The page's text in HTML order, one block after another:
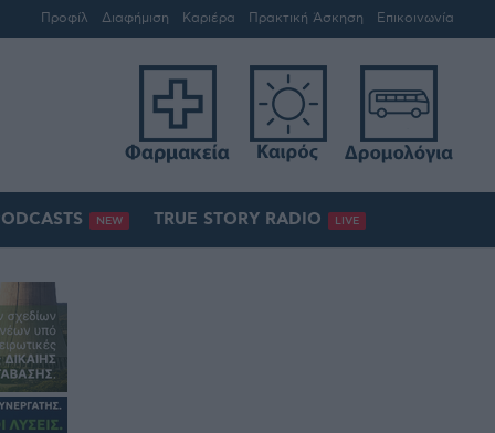
Προφίλ Διαφήμιση Καριέρα Πρακτική Άσκηση Επικοινωνία
NEW TRUE STORY RADIO LIVE